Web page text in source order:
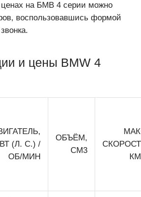
на БМВ 4 серии можно
воспользовавшись формой
и цены BMW 4
(Л. С.) /
ОБ/МИН
ОБЪЁМ,
СМ3